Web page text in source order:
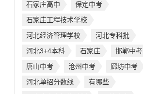
石家庄高中
保定中考
石家庄工程技术学校
河北经济管理学校
河北专科批
河北3+4本科
石家庄
邯郸中考
唐山中考
沧州中考
廊坊中考
河北单招分数线
有哪些